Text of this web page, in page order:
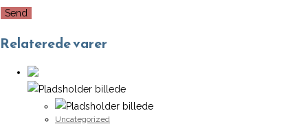
Relaterede varer
Uncategorized